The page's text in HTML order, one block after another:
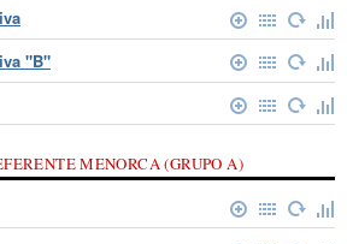
"B"
MENORCA (GRUPO A)